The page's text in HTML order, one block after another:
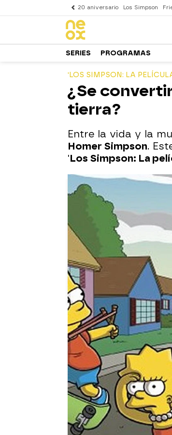
20 aniversario Los Simpson
SERIES PROGRAMAS
'LOS SIMPSON: LA
¿Se
tierra?
Entre la vida y la
Homer Simpson.
'Los Simpson: La
neox
Madrid
Publicado: 10 de enero de
Homer debe
ha
un cerdo, y
una
todo lo que